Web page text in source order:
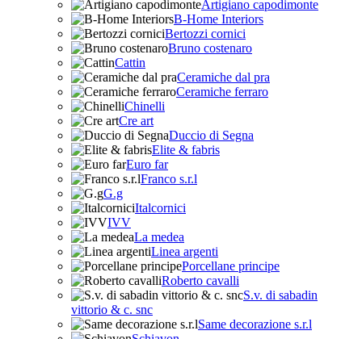
Artigiano capodimonte
B-Home Interiors
Bertozzi cornici
Bruno costenaro
Cattin
Ceramiche dal pra
Ceramiche ferraro
Chinelli
Cre art
Duccio di Segna
Elite & fabris
Euro far
Franco s.r.l
G.g
Italcornici
IVV
La medea
Linea argenti
Porcellane principe
Roberto cavalli
S.v. di sabadin
vittorio & c. snc
Same decorazione s.r.l